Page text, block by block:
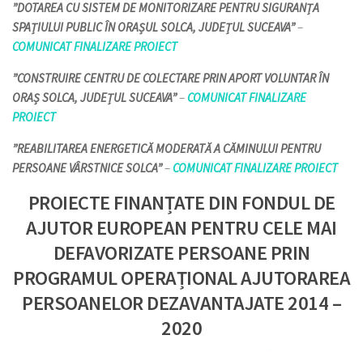
”DOTAREA CU SISTEM DE MONITORIZARE PENTRU SIGURANȚA
SPAȚIULUI PUBLIC ÎN ORAȘUL SOLCA, JUDEȚUL SUCEAVA”–
COMUNICAT FINALIZARE PROIECT
”CONSTRUIRE CENTRU DE COLECTARE PRIN APORT VOLUNTAR ÎN
ORAȘ SOLCA, JUDEȚUL SUCEAVA”–COMUNICAT FINALIZARE
PROIECT
”REABILITAREA ENERGETICĂ MODERATĂ A CĂMINULUI PENTRU
PERSOANE VÂRSTNICE SOLCA”–COMUNICAT FINALIZARE PROIECT
PROIECTE FINANȚATE DIN FONDUL DE
AJUTOR EUROPEAN PENTRU CELE MAI
DEFAVORIZATE PERSOANE PRIN
PROGRAMUL OPERAȚIONAL AJUTORAREA
PERSOANELOR DEZAVANTAJATE 2014 –
2020